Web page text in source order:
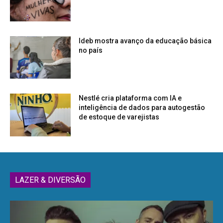
Ideb mostra avanço da educação básica
no país
Nestlé cria plataforma com IA e
inteligência de dados para autogestão
de estoque de varejistas
LAZER & DIVERSÃO